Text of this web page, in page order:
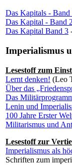
Das Kapitals - Band
Das Kapital - Band 2
Das Kapital Band 3
Imperialismus
Lesestoff zum
Lernt denken! (Leo
Über das
Das
Lenin und
100 Jahre Erster
Militarismus und
Lesestoff zur
Imperialismus als
Schriften zum